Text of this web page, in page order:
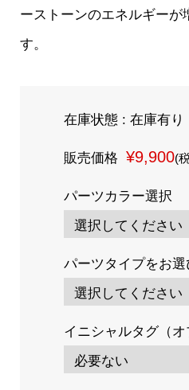
ーストーンのエネルギーが
す。
在庫状態 : 在庫有り
販売価格 ¥9,900(
パーツカラー選択
パーツタイプをお
イニシャルタグ（